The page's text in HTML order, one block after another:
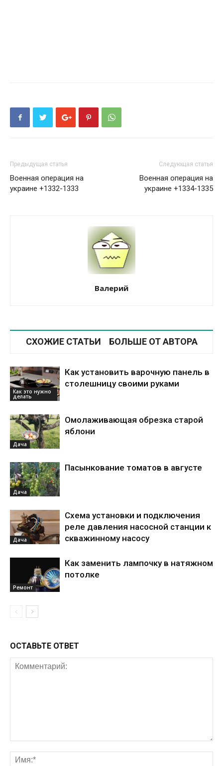
Предыдущая статья
Военная операция на
украине +1332-1333
Следующая статья
Военная операция на
украине +1334-1335
Валерий
СХОЖИЕ СТАТЬИ БОЛЬШЕ ОТ АВТОРА
Как это нужно
делать
Как установить варочную панель в
столешницу своими руками
Дача
Омолаживающая обрезка старой
яблони
Дача
Пасынкование томатов в августе
Дача
Схема установки и подключения
реле давления насосной станции к
скважинному насосу
Ремонт
Как заменить лампочку в натяжном
потолке
ОСТАВЬТЕ ОТВЕТ